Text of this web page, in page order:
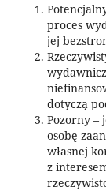
proces
jej
dotyczą
Pozorny –
osobę
własnej
z